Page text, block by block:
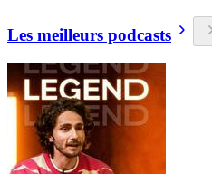
Les meilleurs podcasts